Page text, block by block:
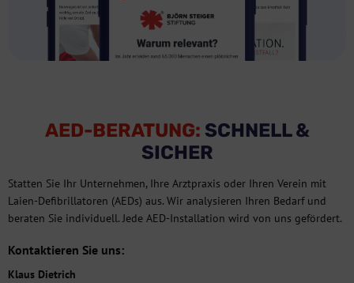
AED-BERATUNG: SCHNELL &
SICHER
Statten Sie Ihr Unternehmen, Ihre Arztpraxis oder Ihren Verein mit
Laien-Defibrillatoren (AEDs) aus. Wir analysieren Ihren Bedarf und
beraten Sie individuell. Jede AED-Installation wird von uns gefördert.
Kontaktieren Sie uns:
Klaus Dietrich